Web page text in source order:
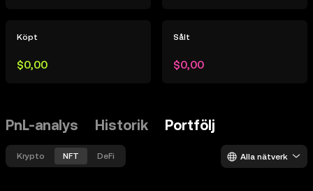
Köpt
$0,00
Sålt
$0,00
PnL-analys Historik Portfölj
Krypto NFT DeFi Alla nätverk